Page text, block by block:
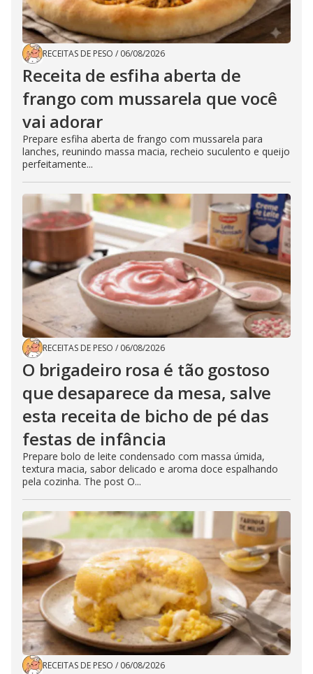
RECEITAS DE PESO / 06/08/2026
Receita de esfiha aberta de
frango com mussarela que você
vai adorar
Prepare esfiha aberta de frango com mussarela para
lanches, reunindo massa macia, recheio suculento e queijo
perfeitamente...
RECEITAS DE PESO / 06/08/2026
O brigadeiro rosa é tão gostoso
que desaparece da mesa, salve
esta receita de bicho de pé das
festas de infância
Prepare bolo de leite condensado com massa úmida,
textura macia, sabor delicado e aroma doce espalhando
pela cozinha. The post O...
RECEITAS DE PESO / 06/08/2026